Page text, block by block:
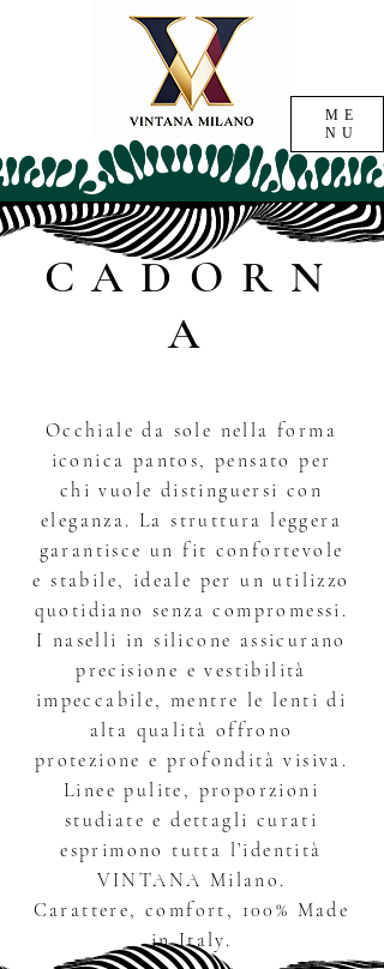
ME
NU
CADORN
A
Occhiale da sole nella forma
iconica pantos, pensato per
chi vuole distinguersi con
eleganza. La struttura leggera
garantisce un fit confortevole
e stabile, ideale per un utilizzo
quotidiano senza compromessi.
I naselli in silicone assicurano
precisione e vestibilità
impeccabile, mentre le lenti di
alta qualità offrono
protezione e profondità visiva.
Linee pulite, proporzioni
studiate e dettagli curati
esprimono tutta l’identità
VINTANA Milano.
Carattere, comfort, 100% Made
in Italy.